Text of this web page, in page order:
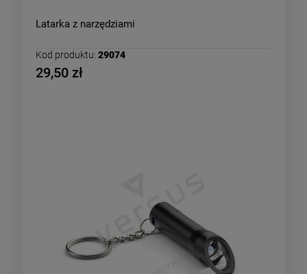
Latarka z narzędziami
Kod produktu: 29074
29,50 zł